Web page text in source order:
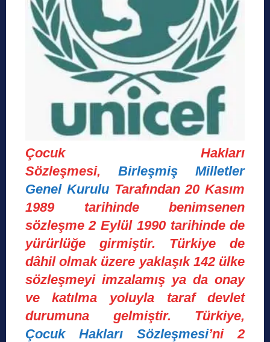
Çocuk Hakları
Sözleşmesi, Birleşmiş Milletler
Genel Kurulu Tarafından 20 Kasım
1989 tarihinde benimsenen
sözleşme 2 Eylül 1990 tarihinde de
yürürlüğe girmiştir. Türkiye de
dâhil olmak üzere yaklaşık 142 ülke
sözleşmeyi imzalamış ya da onay
ve katılma yoluyla taraf devlet
durumuna gelmiştir. Türkiye,
Çocuk Hakları Sözleşmesi’ni 2